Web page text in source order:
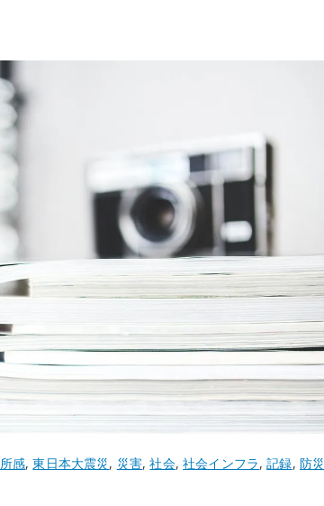
所感,東日本大震災, 災害,社会,社会インフラ,記録, 防災